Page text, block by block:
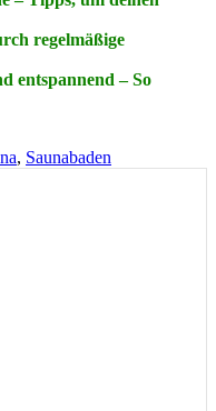
regelmäßige
entspannend – So
, Saunabaden